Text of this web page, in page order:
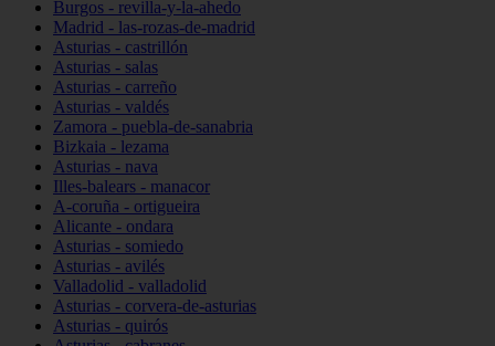
Burgos - revilla-y-la-ahedo
Madrid - las-rozas-de-madrid
Asturias - castrillón
Asturias - salas
Asturias - carreño
Asturias - valdés
Zamora - puebla-de-sanabria
Bizkaia - lezama
Asturias - nava
Illes-balears - manacor
A-coruña - ortigueira
Alicante - ondara
Asturias - somiedo
Asturias - avilés
Valladolid - valladolid
Asturias - corvera-de-asturias
Asturias - quirós